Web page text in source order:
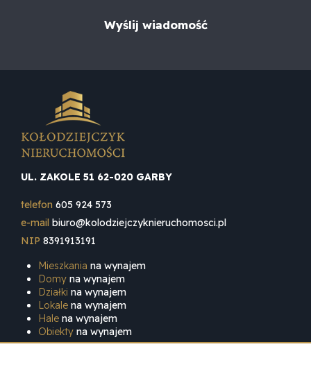
UL. ZAKOLE 51 62-020 GARBY
telefon 605 924 573
e-mail biuro@kolodziejczyknieruchomosci.pl
NIP 8391913191
Mieszkania na wynajem
Domy na wynajem
Działki na wynajem
Lokale na wynajem
Hale na wynajem
Obiekty na wynajem